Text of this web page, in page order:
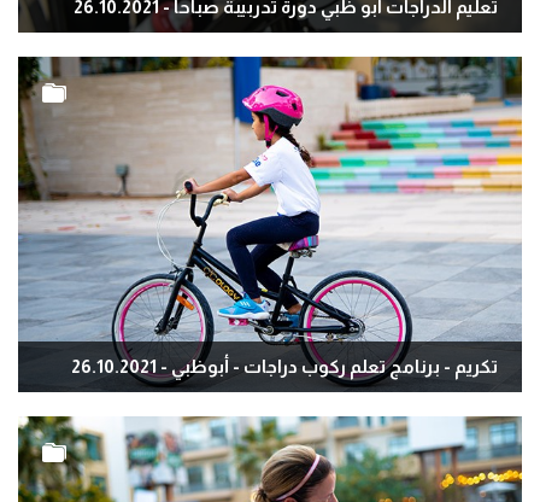
تعليم الدراجات ابو ظبي دورة تدربيبة صباحا - 26.10.2021
تكريم - برنامج تعلم ركوب دراجات - أبوظبي - 26.10.2021